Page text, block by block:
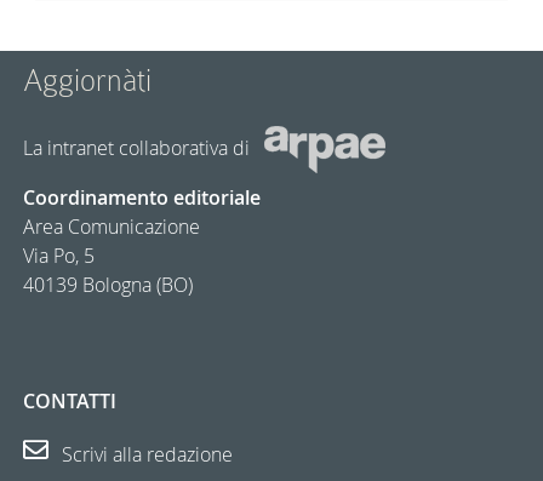
Aggiornàti
La intranet collaborativa di
Coordinamento editoriale
Area Comunicazione
Via Po, 5
40139 Bologna (BO)
CONTATTI
Scrivi alla redazione